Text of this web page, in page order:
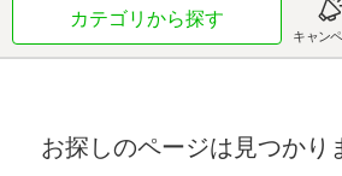
カテゴリから探す
キャン
お探しのページは見つかり